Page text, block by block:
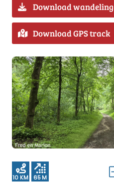
Download wandeling
Download GPS track
10 KM 65 M